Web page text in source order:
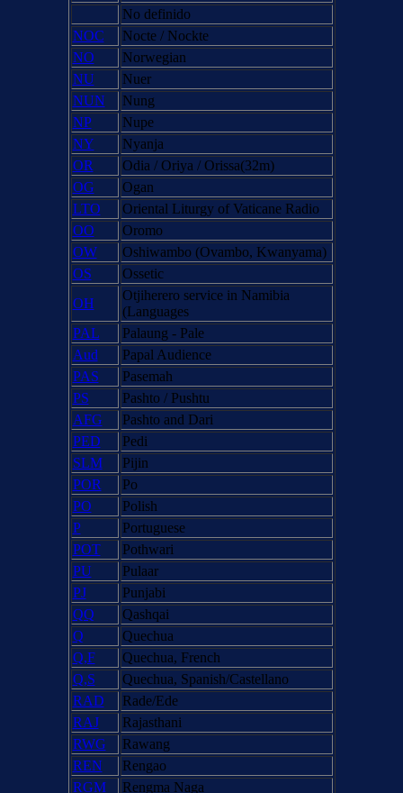
No definido
NOC
Nocte / Nockte
NO
Norwegian
NU
Nuer
NUN
Nung
NP
Nupe
NY
Nyanja
OR
Odia / Oriya / Orissa(32m)
OG
Ogan
LTO
Oriental Liturgy of Vaticane Radio
OO
Oromo
OW
Oshiwambo (Ovambo, Kwanyama)
OS
Ossetic
OH
Otjiherero service in Namibia
(Languages
PAL
Palaung - Pale
Aud
Papal Audience
PAS
Pasemah
PS
Pashto / Pushtu
AFG
Pashto and Dari
PED
Pedi
SLM
Pijin
POR
Po
PO
Polish
P
Portuguese
POT
Pothwari
PU
Pulaar
PJ
Punjabi
QQ
Qashqai
Q
Quechua
Q,F
Quechua, French
Q,S
Quechua, Spanish/Castellano
RAD
Rade/Ede
RAJ
Rajasthani
RWG
Rawang
REN
Rengao
RGM
Rengma Naga